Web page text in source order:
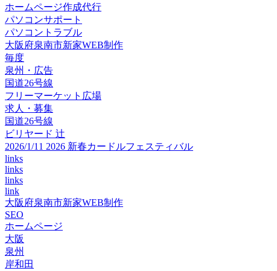
ホームページ作成代行
パソコンサポート
パソコントラブル
大阪府泉南市新家WEB制作
毎度
泉州・広告
国道26号線
フリーマーケット広場
求人・募集
国道26号線
ビリヤード 辻
2026/1/11 2026 新春カードルフェスティバル
links
links
links
link
大阪府泉南市新家WEB制作
SEO
ホームページ
大阪
泉州
岸和田